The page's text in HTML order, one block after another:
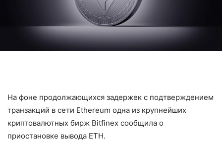
На фоне продолжающихся задержек с подтверждением
транзакций в сети Ethereum одна из крупнейших
криптовалютных бирж Bitfinex сообщила о
приостановке вывода ETH.